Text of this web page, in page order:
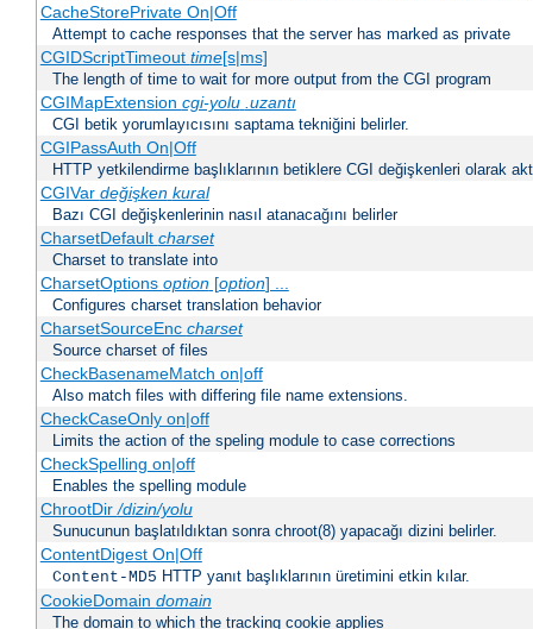
CacheStorePrivate On|Off
Attempt to cache responses that the server has marked as private
CGIDScriptTimeout time[s|ms]
The length of time to wait for more output from the CGI program
CGIMapExtension cgi-yolu .uzantı
CGI betik yorumlayıcısını saptama tekniğini belirler.
CGIPassAuth On|Off
HTTP yetkilendirme başlıklarının betiklere CGI değişkenleri olarak
CGIVar değişken kural
Bazı CGI değişkenlerinin nasıl atanacağını belirler
CharsetDefault charset
Charset to translate into
CharsetOptions option[option] ...
Configures charset translation behavior
CharsetSourceEnc charset
Source charset of files
CheckBasenameMatch on|off
Also match files with differing file name extensions.
CheckCaseOnly on|off
Limits the action of the speling module to case corrections
CheckSpelling on|off
Enables the spelling module
ChrootDir/dizin/yolu
Sunucunun başlatıldıktan sonra chroot(8) yapacağı dizini belirler.
ContentDigest On|Off
Content-MD5 HTTP yanıt başlıklarının üretimini etkin kılar.
CookieDomain domain
The domain to which the tracking cookie applies